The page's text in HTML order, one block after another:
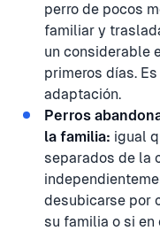
perro de pocos
familiar y
un considerable
primeros días.
adaptación.
Perros
la familia: igual
separados de la
desubicarse por
su familia o si